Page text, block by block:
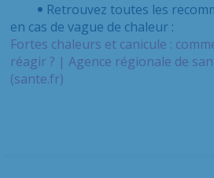
Retrouvez toutes les
en cas de vague de chaleur :
Fortes chaleurs et canicule :
réagir ? | Agence régionale de
(sante.fr)